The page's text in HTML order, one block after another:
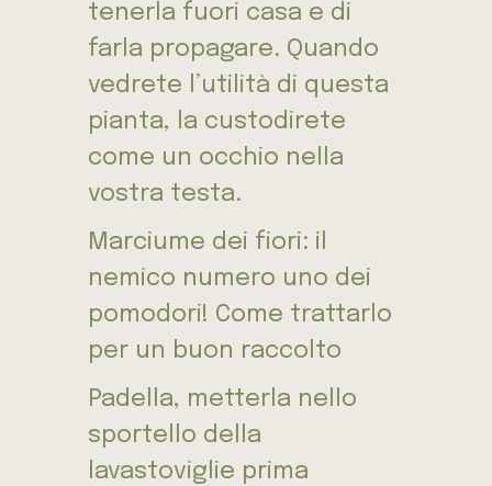
tenerla fuori casa e di
farla propagare. Quando
vedrete l’utilità di questa
pianta, la custodirete
come un occhio nella
vostra testa.
Marciume dei fiori: il
nemico numero uno dei
pomodori! Come trattarlo
per un buon raccolto
Padella, metterla nello
sportello della
lavastoviglie prima